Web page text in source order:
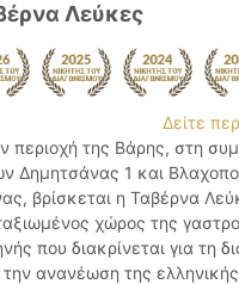
Λεύκες
Δείτε
περιοχή της Βάρης, στη
Δημητσάνας 1 και
βρίσκεται η Ταβέρνα
χώρος της
που διακρίνεται για τη
την ανανέωση της ελληνικής